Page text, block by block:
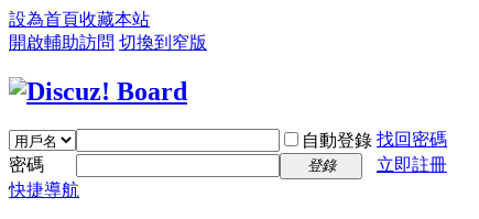
設為首頁收藏本站
開啟輔助訪問 切換到窄版
自動登錄 找回密碼
密碼
登錄
立即註冊
快捷導航